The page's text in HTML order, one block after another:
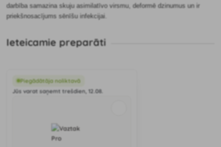
darbība samazina skuju asimilatīvo virsmu, deformē dzinumus un ir
priekšnosacījums sēnīšu infekcijai.
Ieteicamie preparāti
Piegādātāja noliktavā
Jūs varat saņemt trešdien, 12.08.